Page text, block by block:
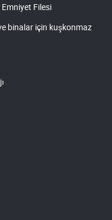
Filesi
binalar için kuşkonmaz